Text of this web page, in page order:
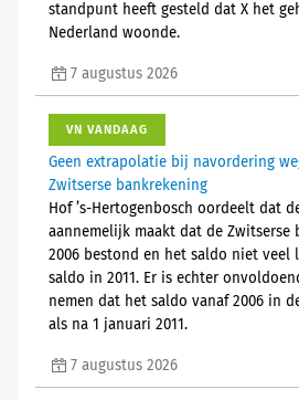
standpunt heeft gesteld dat X het
Nederland woonde.
7 augustus 2026
VN VANDAAG
Geen extrapolatie bij navordering
Zwitserse bankrekening
Hof ’s-Hertogenbosch oordeelt dat
aannemelijk maakt dat de Zwitserse
2006 bestond en het saldo niet veel
saldo in 2011. Er is echter
nemen dat het saldo vanaf 2006 in
als na 1 januari 2011.
7 augustus 2026